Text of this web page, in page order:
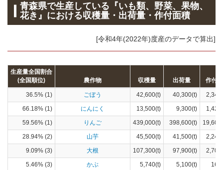
青森県で生産している『いも類、野菜、果物、
花き』における収穫量・出荷量・作付面積
[令和4年(2022年)度産のデータで算出]
生産量全国割合
(全国順位)
農作物 収穫量 出荷量 作付
36.5% (1) ごぼう 42,600(t) 40,300(t)
66.18% (1)
にんにく 13,500(t) 9,300(t)
59.56% (1)
りんご 439,000(t) 398,600(t)
28.94% (2)
山芋 45,500(t) 41,500(t)
9.09% (3)
大根 107,300(t) 97,900(t)
5.46% (3)
かぶ 5,740(t) 5,100(t)